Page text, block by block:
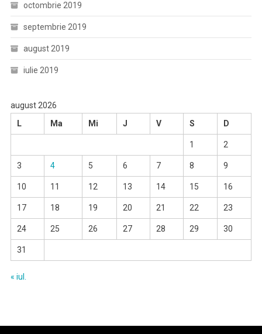
octombrie 2019
septembrie 2019
august 2019
iulie 2019
august 2026
L
Ma Mi J V S D
1 2
3 4 5 6 7 8 9
10 11 12 13 14 15 16
17 18 19 20 21 22 23
24 25 26 27 28 29 30
31
« iul.